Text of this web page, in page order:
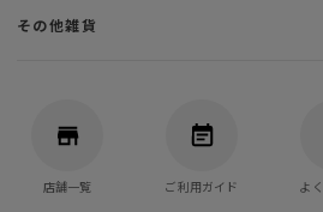
その他雑貨
店舗一覧 ご利用ガイド よ